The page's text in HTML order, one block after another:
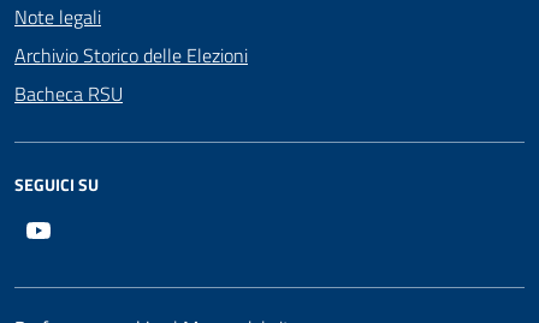
Note legali
Archivio Storico delle Elezioni
Bacheca RSU
SEGUICI SU